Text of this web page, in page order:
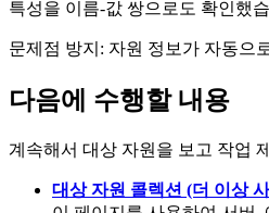
특성을 이름-값 쌍으로도 확인했
문제점 방지: 자원 정보가 자동으
다음에 수행할 내용
계속해서 대상 자원을 보고 작업
대상 자원 콜렉션 (더 이상